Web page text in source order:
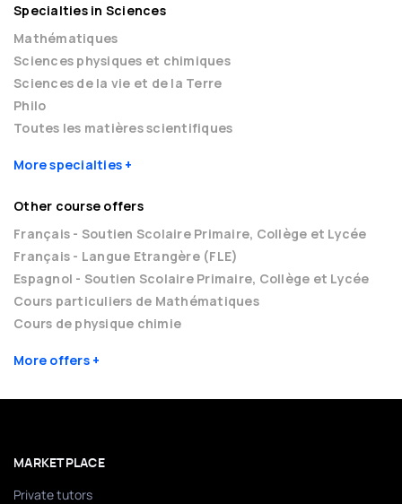
Specialties in Sciences
Mathématiques
Sciences physiques et chimiques
Sciences de la vie et de la Terre
Philo
Toutes les matières scientifiques
More specialties
Other course offers
Français - Soutien Scolaire Primaire, Collège et Lycée
Français - Langue Etrangère (FLE)
Espagnol - Soutien Scolaire Primaire, Collège et Lycée
Cours particuliers de Mathématiques
Cours de physique chimie
More offers
MARKETPLACE
Private tutors